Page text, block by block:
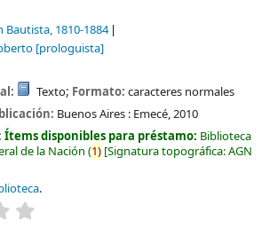
Bautista, 1810-1884
[prologuista]
Texto; Formato: caracteres normales
Buenos Aires : Emecé,2010
Ítems disponibles para préstamo: Biblioteca
de la Nación (1) Signatura topográfica:AGN
.